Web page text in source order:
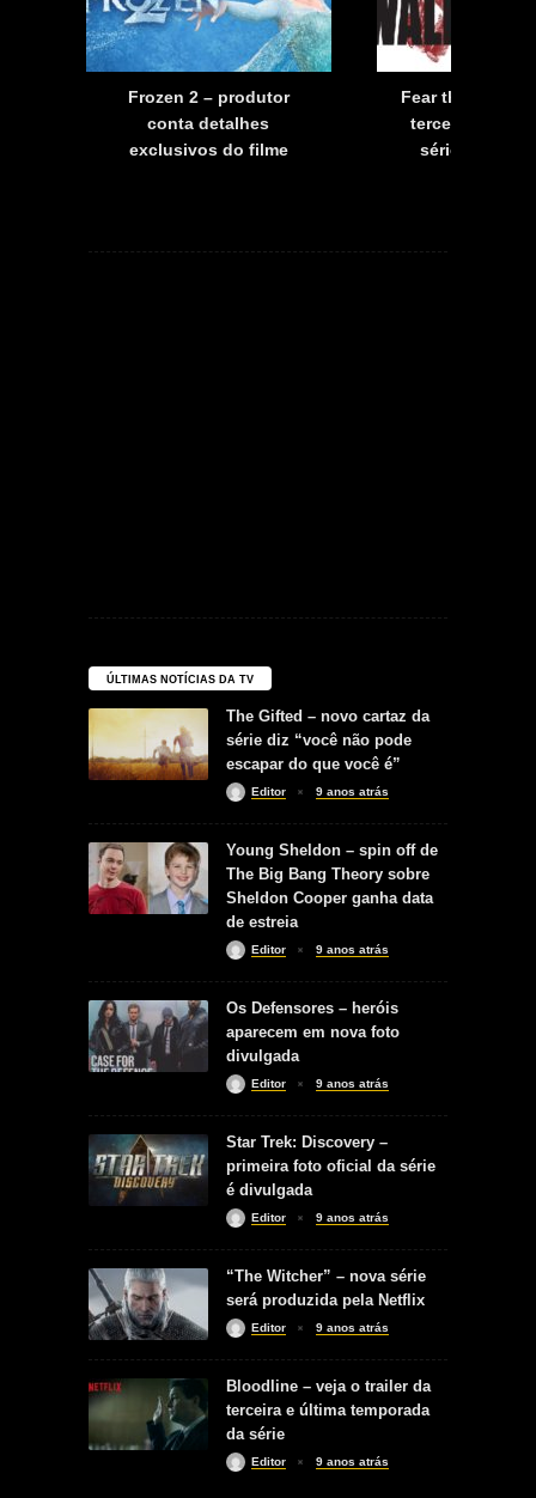
Frozen 2 – produtor
conta detalhes
exclusivos do filme
Fear the
terceira
série já tem
ÚLTIMAS NOTÍCIAS DA TV
The Gifted – novo cartaz da
série diz “você não pode
escapar do que você é”
Editor 9 anos atrás
Young Sheldon – spin off de
The Big Bang Theory sobre
Sheldon Cooper ganha data
de estreia
Editor 9 anos atrás
Os Defensores – heróis
aparecem em nova foto
divulgada
Editor 9 anos atrás
Star Trek: Discovery –
primeira foto oficial da série
é divulgada
Editor 9 anos atrás
“The Witcher” – nova série
será produzida pela Netflix
Editor 9 anos atrás
Bloodline – veja o trailer da
terceira e última temporada
da série
Editor 9 anos atrás